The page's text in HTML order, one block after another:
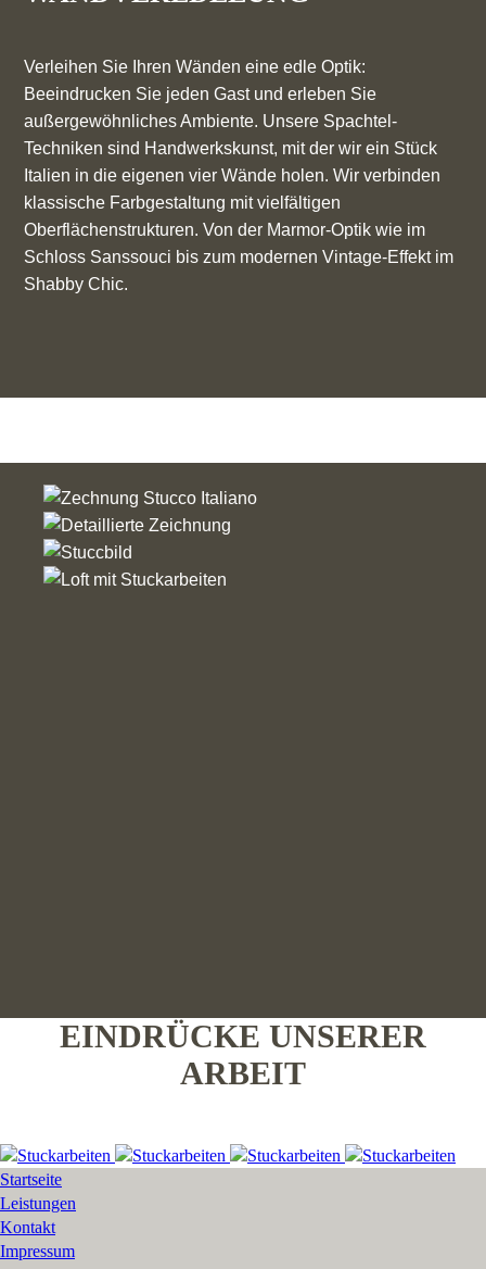
Verleihen Sie Ihren Wänden eine edle Optik:
Beeindrucken Sie jeden Gast und erleben Sie
außergewöhnliches Ambiente. Unsere Spachtel-
Techniken sind Handwerkskunst, mit der wir ein Stück
Italien in die eigenen vier Wände holen. Wir verbinden
klassische Farbgestaltung mit vielfältigen
Oberflächenstrukturen. Von der Marmor-Optik wie im
Schloss Sanssouci bis zum modernen Vintage-Effekt im
Shabby Chic.
EINDRÜCKE UNSERER
ARBEIT
Startseite
Leistungen
Kontakt
Impressum